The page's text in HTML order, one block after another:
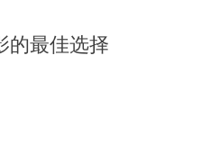
的最佳选择